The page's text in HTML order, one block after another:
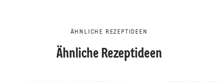
ÄHNLICHE REZEPTIDEEN
Ähnliche Rezeptideen